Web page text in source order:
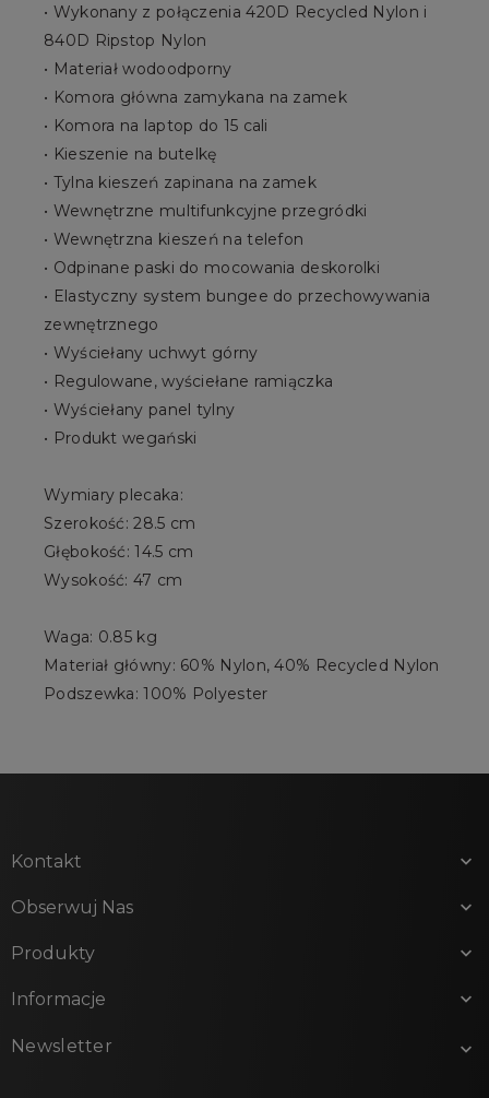
• Wykonany z połączenia 420D Recycled Nylon i
840D Ripstop Nylon
• Materiał wodoodporny
• Komora główna zamykana na zamek
• Komora na laptop do 15 cali
• Kieszenie na butelkę
• Tylna kieszeń zapinana na zamek
• Wewnętrzne multifunkcyjne przegródki
• Wewnętrzna kieszeń na telefon
• Odpinane paski do mocowania deskorolki
• Elastyczny system bungee do przechowywania
zewnętrznego
• Wyściełany uchwyt górny
• Regulowane, wyściełane ramiączka
• Wyściełany panel tylny
• Produkt wegański
Wymiary plecaka:
Szerokość: 28.5 cm
Głębokość: 14.5 cm
Wysokość: 47 cm
Waga: 0.85 kg
Materiał główny: 60% Nylon, 40% Recycled Nylon
Podszewka: 100% Polyester
Kontakt 
Obserwuj Nas 
Produkty 
Informacje 
Newsletter 